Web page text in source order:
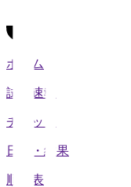
ホーム
試合速報
チケット
日程・結果
順位表